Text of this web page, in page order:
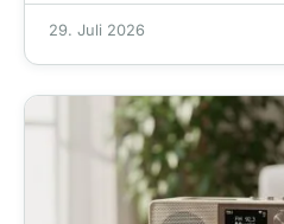
29. Juli 2026